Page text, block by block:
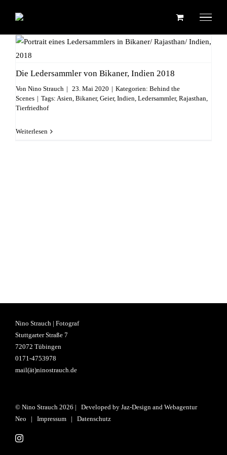
Inhalt
springen
Die Ledersammler von Bikaner, Indien 2018
Die Ledersammler von Bikaner, Indien 2018
Von Nino Strauch | 23. Mai 2020 | Kategorien: Behind the
Scenes | Tags: Asien, Bikaner, Geier, Indien, Ledersammler, Rajasthan,
Tierfriedhof
Weiterlesen
Nino Strauch | Fotograf
Stuttgarter Straße 7
72072 Tübingen
0171-4753978
mail(ät)ninostrauch.de
© Nino Strauch 2026 | Developed by Jaz-Design and Webagentur
Neo | Impressum | Datenschutz
Instagram